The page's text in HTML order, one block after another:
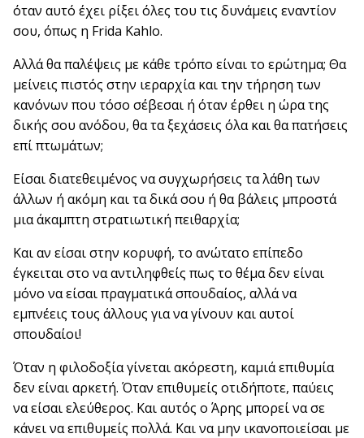
όταν αυτό έχει ρίξει όλες του τις δυνάμεις εναντίον
σου, όπως η Frida Kahlo.
Αλλά θα παλέψεις με κάθε τρόπο είναι το ερώτημα; Θα
μείνεις πιστός στην ιεραρχία και την τήρηση των
κανόνων που τόσο σέβεσαι ή όταν έρθει η ώρα της
δικής σου ανόδου, θα τα ξεχάσεις όλα και θα πατήσεις
επί πτωμάτων;
Είσαι διατεθειμένος να συγχωρήσεις τα λάθη των
άλλων ή ακόμη και τα δικά σου ή θα βάλεις μπροστά
μια άκαμπτη στρατιωτική πειθαρχία;
Και αν είσαι στην κορυφή, το ανώτατο επίπεδο
έγκειται στο να αντιληφθείς πως το θέμα δεν είναι
μόνο να είσαι πραγματικά σπουδαίος, αλλά να
εμπνέεις τους άλλους για να γίνουν και αυτοί
σπουδαίοι!
Όταν η φιλοδοξία γίνεται ακόρεστη, καμιά επιθυμία
δεν είναι αρκετή. Όταν επιθυμείς οτιδήποτε, παύεις
να είσαι ελεύθερος. Και αυτός ο Άρης μπορεί να σε
κάνει να επιθυμείς πολλά. Και να μην ικανοποιείσαι με